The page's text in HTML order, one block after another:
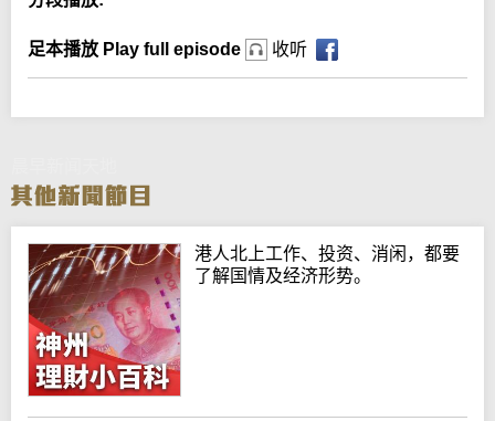
足本播放 Play full episode 收听
港人北上工作、投资、消闲，都要
了解国情及经济形势。